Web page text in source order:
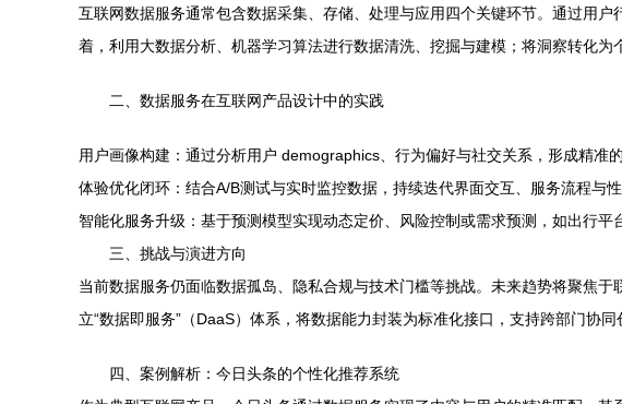
互联网数据服务通常包含数据采集、存储、处理与应用四个关键环节。通过用
着，利用大数据分析、机器学习算法进行数据清洗、挖掘与建模；将洞察转化为
二、数据服务在互联网产品设计中的实践
用户画像构建：通过分析用户 demographics、行为偏好与社交关系，形成精准
体验优化闭环：结合A/B测试与实时监控数据，持续迭代界面交互、服务流程与
智能化服务升级：基于预测模型实现动态定价、风险控制或需求预测，如出行平
三、挑战与演进方向
当前数据服务仍面临数据孤岛、隐私合规与技术门槛等挑战。未来趋势将聚焦
立“数据即服务”（DaaS）体系，将数据能力封装为标准化接口，支持跨部门协同
四、案例解析：今日头条的个性化推荐系统